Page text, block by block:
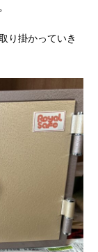
り掛かっていき